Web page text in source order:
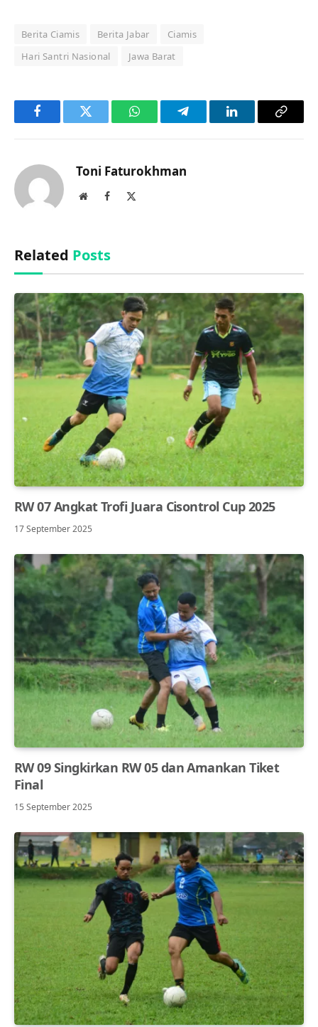
Berita Ciamis Berita Jabar
Ciamis
Hari Santri Nasional
Jawa Barat
FacebookTwitter WhatsAppTelegramLinkedInCopy
Toni Faturokhman
WebsiteFacebook
Related Posts
RW 07 Angkat Trofi Juara Cisontrol Cup 2025
17 September 2025
RW 09 Singkirkan RW 05 dan Amankan Tiket
Final
15 September 2025